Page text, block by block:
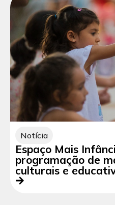
Notícia
Espaço Mais
programação de
culturais e